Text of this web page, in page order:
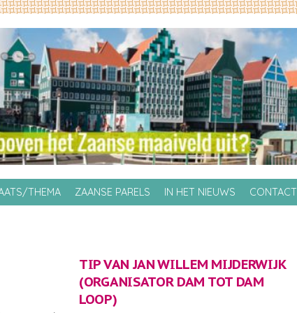
THEMA ZAANSE PARELS IN HET NIEUWS CONTACT
TIP VAN JAN WILLEM MIJDERWIJK
(ORGANISATOR DAM TOT DAM
LOOP)